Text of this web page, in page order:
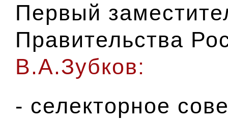
Первый
Правительства
В.А.Зубков:
- селекторное